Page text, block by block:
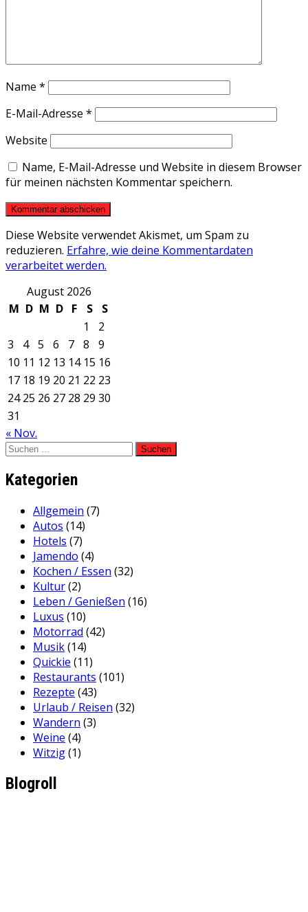
Name *
E-Mail-Adresse *
Website
Name, E-Mail-Adresse und Website in diesem Browser
für meinen nächsten Kommentar speichern.
Diese Website verwendet Akismet, um Spam zu
reduzieren. Erfahre, wie deine Kommentardaten
verarbeitet werden.
August 2026
M D M D F S
S
1
2
3
4 5 6 7 8
9
10 11 12 13 14 15 16
17 18 19 20 21 22 23
24 25 26 27 28 29 30
31
« Nov.
Suchen
Kategorien
Allgemein (7)
Autos (14)
Hotels (7)
Jamendo (4)
Kochen / Essen (32)
Kultur(2)
Leben / Genießen (16)
Luxus (10)
Motorrad (42)
Musik(14)
Quickie (11)
Restaurants (101)
Rezepte (43)
Urlaub / Reisen (32)
Wandern (3)
Weine (4)
Witzig(1)
Blogroll